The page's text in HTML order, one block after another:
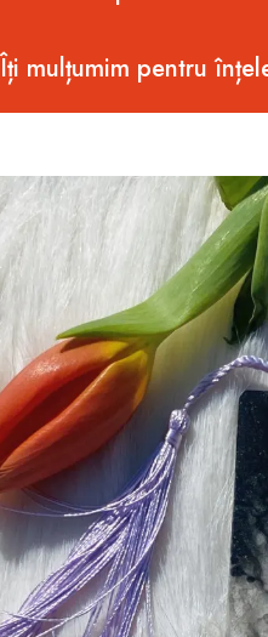
Îți mulțumim pentru